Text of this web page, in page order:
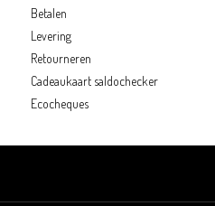
Betalen
Levering
Retourneren
Cadeaukaart saldochecker
Ecocheques